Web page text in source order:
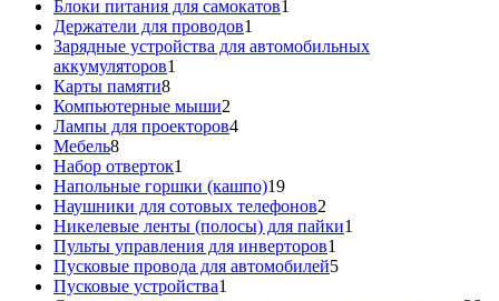
Блоки питания для самокатов1
Держатели для проводов1
товар
Зарядные устройства для автомобильных
аккумуляторов1
Карты памяти88
товаров
Компьютерные мыши2
товара
Лампы для проекторов44
Мебель88
товаров
Набор отверток1
товар
Напольные горшки (кашпо)1919
товаров
Наушники для сотовых телефонов2
товара
Никелевые ленты (полосы) для пайки1
Пульты управления для инверторов1
товар
Пусковые провода для автомобилей55
Пусковые устройства1